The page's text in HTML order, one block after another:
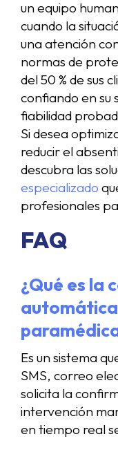
un equipo
cuando la
una atención
normas de
del 50 % de sus
confiando en su
fiabilidad
Si desea
reducir el
descubra las
especializado
profesionales
FAQ
¿Qué es la
Es un sistema
SMS, correo
solicita la
intervención
en tiempo real